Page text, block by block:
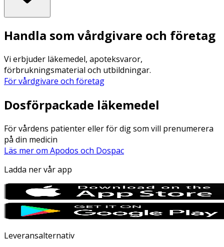
Handla som vårdgivare och företag
Vi erbjuder läkemedel, apoteksvaror,
förbrukningsmaterial och utbildningar.
För vårdgivare och företag
Dosförpackade läkemedel
För vårdens patienter eller för dig som vill prenumerera
på din medicin
Läs mer om Apodos och Dospac
Ladda ner vår app
Leveransalternativ